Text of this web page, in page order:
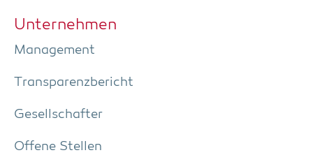
Unter­neh­men
Manage­ment
Trans­pa­renz­be­richt
Gesell­schaf­ter
Offe­ne Stellen